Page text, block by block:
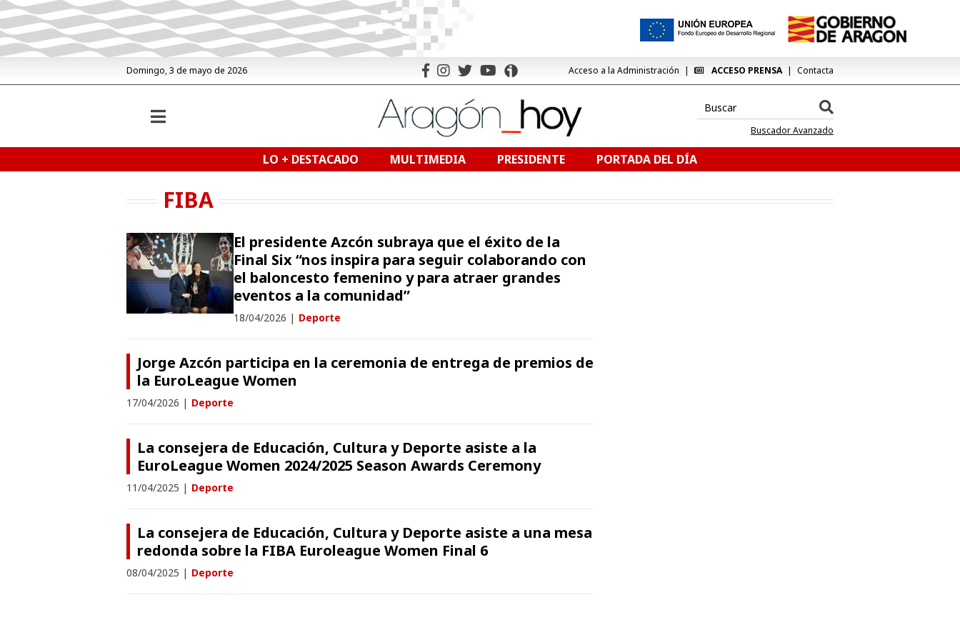
Domingo, 3 de mayo de 2026 Acceso a la Administración ACCESO PRENSA Contacta
Buscador Avanzado
LO + DESTACADO MULTIMEDIA PRESIDENTE PORTADA DEL DÍA
FIBA
El presidente Azcón subraya que el éxito de la
Final Six “nos inspira para seguir colaborando con
el baloncesto femenino y para atraer grandes
eventos a la comunidad”
18/04/2026 | Deporte
Jorge Azcón participa en la ceremonia de entrega de premios de
la EuroLeague Women
17/04/2026 | Deporte
La consejera de Educación, Cultura y Deporte asiste a la
EuroLeague Women 2024/2025 Season Awards Ceremony
11/04/2025 | Deporte
La consejera de Educación, Cultura y Deporte asiste a una mesa
redonda sobre la FIBA Euroleague Women Final 6
08/04/2025 | Deporte